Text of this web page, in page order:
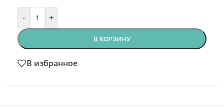
- +
В КОРЗИНУ
В избранное